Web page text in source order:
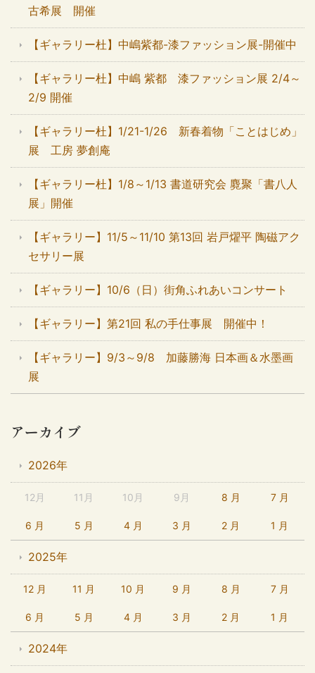
古希展 開催
【ギャラリー杜】中嶋紫都-漆ファッション展-開催中
【ギャラリー杜】中嶋 紫都 漆ファッション展 2/4～
2/9 開催
【ギャラリー杜】1/21-1/26 新春着物「ことはじめ」
展 工房 夢創庵
【ギャラリー杜】1/8～1/13 書道研究会 麑聚「書八人
展」開催
【ギャラリー】11/5～11/10 第13回 岩戸燿平 陶磁アク
セサリー展
【ギャラリー】10/6（日）街角ふれあいコンサート
【ギャラリー】第21回 私の手仕事展 開催中！
【ギャラリー】9/3～9/8 加藤勝海 日本画＆水墨画
展
アーカイブ
2026年
12月 11月 10月 9月 8 月 7 月
6 月 5 月 4 月 3 月 2 月 1 月
2025年
12 月 11 月 10 月 9 月 8 月 7 月
6 月 5 月 4 月 3 月 2 月 1 月
2024年